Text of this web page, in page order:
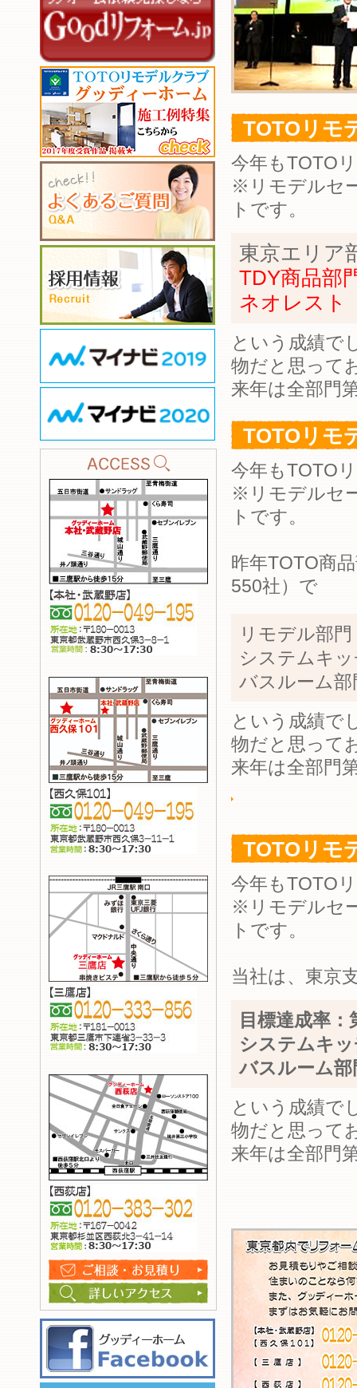
TOTOリモ
今年もTOTO
※リモデルセ
トです。
東京エリア
TDY商品部
ネオレスト
という成績で
物だと思って
来年は全部門
TOTOリモ
今年もTOTO
※リモデルセ
トです。
昨年TOTO商
550社）で
リモデル部
システムキ
バスルーム部
という成績で
物だと思って
来年は全部門
TOTOリモ
今年もTOTO
※リモデルセ
トです。
当社は、東京
目標達成率：
システムキ
バスルーム部
という成績で
物だと思って
来年は全部門